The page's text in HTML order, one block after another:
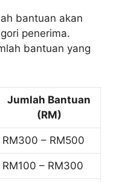
bantuan akan
penerima.
bantuan yang
Jumlah Bantuan
(RM)
RM300 – RM500
RM100 – RM300